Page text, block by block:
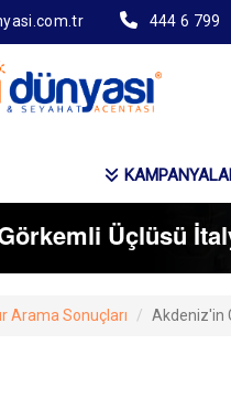
444 6 799
Üçlüsü
Arama Sonuçları Akdeniz'in